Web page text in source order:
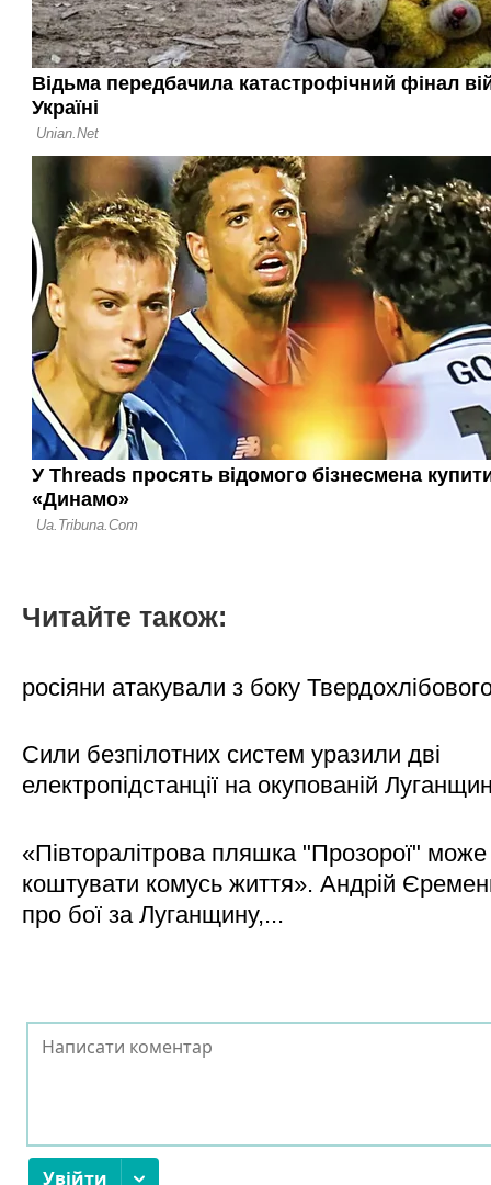
Читайте також:
росіяни атакували з боку
Сили безпілотних систем уразили дві
електропідстанції на окупованій
«Півторалітрова пляшка "Прозорої" може
коштувати комусь життя». Андрій
про бої за Луганщину,...